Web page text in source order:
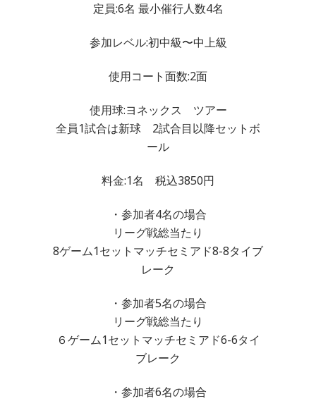
定員:6名 最小催行人数4名
参加レベル:初中級〜中上級
使用コート面数:2面
使用球:ヨネックス ツアー
全員1試合は新球 2試合目以降セットボ
ール
料金:1名 税込3850円
・参加者4名の場合
リーグ戦総当たり
8ゲーム1セットマッチセミアド8-8タイブ
レーク
・参加者5名の場合
リーグ戦総当たり
６ゲーム1セットマッチセミアド6-6タイ
ブレーク
・参加者6名の場合